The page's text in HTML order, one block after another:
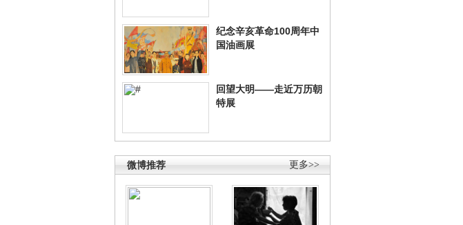
纪念辛亥革命100周年中
国油画展
回望大明——走近万历朝
特展
更多>>
微博推荐